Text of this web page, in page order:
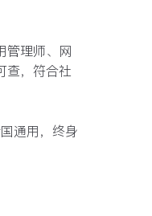
管理师、网
查，符合社
通用，终身